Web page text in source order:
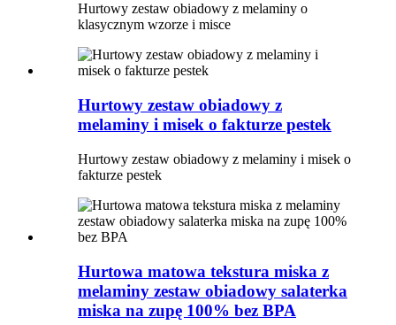
Hurtowy zestaw obiadowy z melaminy o
klasycznym wzorze i misce
Hurtowy zestaw obiadowy z
melaminy i misek o fakturze pestek
Hurtowy zestaw obiadowy z melaminy i misek o
fakturze pestek
Hurtowa matowa tekstura miska z
melaminy zestaw obiadowy salaterka
miska na zupę 100% bez BPA